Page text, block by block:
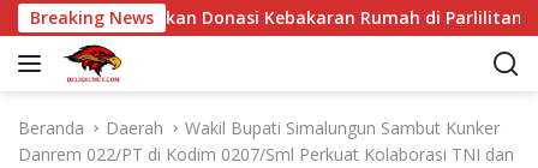
a
Breaking News
Salurkan Donasi Kebakaran Rumah di Parlilitan
Beranda Daerah
Wakil Bupati Simalungun Sambut Kunker
Danrem 022/PT di Kodim 0207/Sml Perkuat Kolaborasi TNI dan